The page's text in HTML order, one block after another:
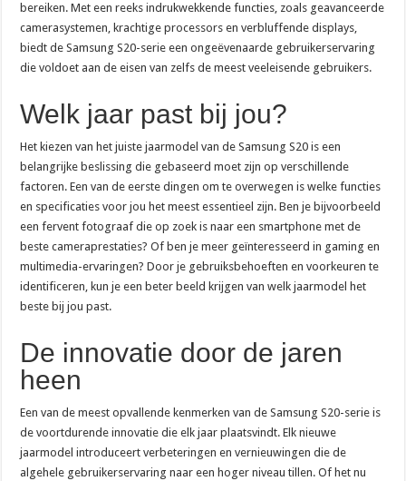
0900-1884: het klantenservicenummer van Ziggo
088 722 66 00: de alarmlijn van Rabobank bij fraude
Hoe schrijf je een 06-nummer: de juiste notatie uitgelegd
Oude telefoon inleveren: waarom dat goed is voor je portemonnee en het milieu
Goedkoper bellen en toch een nieuwe MacBook in huis halen
0900 OV9292: het telefoonnummer voor al je reisinfo
bereiken. Met een reeks indrukwekkende functies, zoals geavanceerde
camerasystemen, krachtige processors en verbluffende displays,
biedt de Samsung S20-serie een ongeëvenaarde gebruikerservaring
die voldoet aan de eisen van zelfs de meest veeleisende gebruikers.
Welk jaar past bij jou?
Het kiezen van het juiste jaarmodel van de Samsung S20 is een
belangrijke beslissing die gebaseerd moet zijn op verschillende
factoren. Een van de eerste dingen om te overwegen is welke functies
en specificaties voor jou het meest essentieel zijn. Ben je bijvoorbeeld
een fervent fotograaf die op zoek is naar een smartphone met de
beste cameraprestaties? Of ben je meer geïnteresseerd in gaming en
multimedia-ervaringen? Door je gebruiksbehoeften en voorkeuren te
identificeren, kun je een beter beeld krijgen van welk jaarmodel het
beste bij jou past.
De innovatie door de jaren
heen
Een van de meest opvallende kenmerken van de Samsung S20-serie is
de voortdurende innovatie die elk jaar plaatsvindt. Elk nieuwe
jaarmodel introduceert verbeteringen en vernieuwingen die de
algehele gebruikerservaring naar een hoger niveau tillen. Of het nu